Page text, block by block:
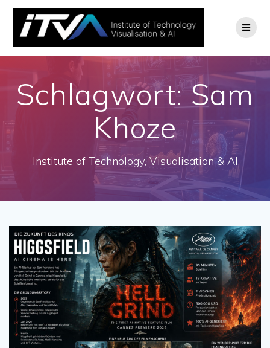
Zum
Inhalt
springen
Schlagwort:Sam
Khoze
Institute of Technology, Visualisation & AI